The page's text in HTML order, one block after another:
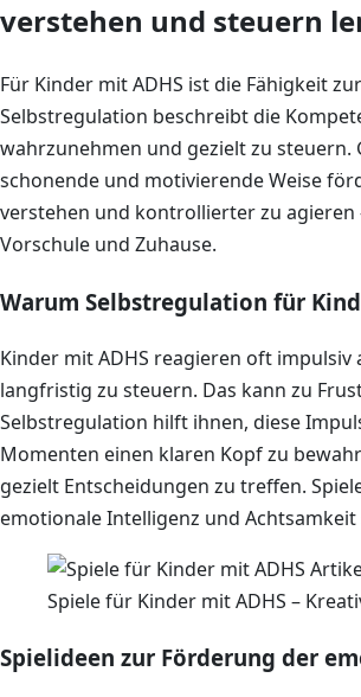
verstehen und steuern
Für Kinder mit ADHS ist die Fähigkeit
Selbstregulation beschreibt die
wahrzunehmen und gezielt zu steuern.
schonende und motivierende Weise
verstehen und kontrollierter zu
Vorschule und Zuhause.
Warum Selbstregulation für
Kinder mit ADHS reagieren oft
langfristig zu steuern. Das kann zu
Selbstregulation hilft ihnen, diese
Momenten einen klaren Kopf zu
gezielt Entscheidungen zu treffen.
emotionale Intelligenz und
Spiele für Kinder mit ADHS –
Spielideen zur Förderung der